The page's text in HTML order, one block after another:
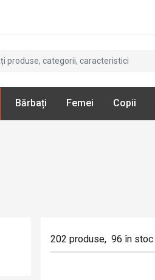
Bărbați Femei Copii
202 produse, 96 în stoc